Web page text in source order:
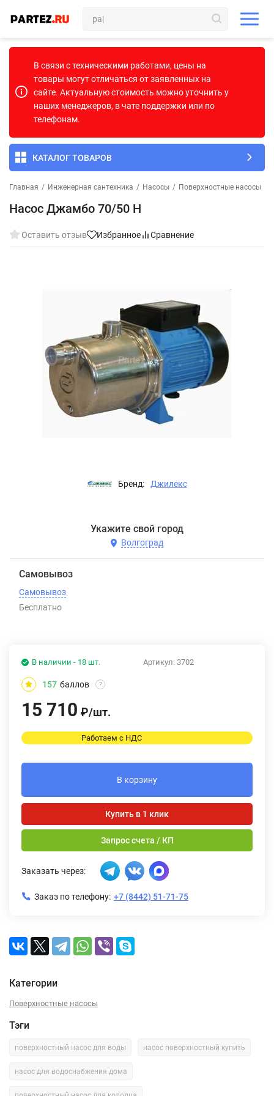
В связи с техническими работами, цены на
товары могут отличаться от заявленных на
сайте. Актуальную стоимость можно уточнить у
наших менеджеров, в чате поддержки или по
телефонам.
КАТАЛОГ ТОВАРОВ
Главная / Инженерная сантехника / Насосы / Поверхностные насосы
Насос Джамбо 70/50 Н
Оставить отзыв Избранное Сравнение
Бренд: Джилекс
Укажите свой город
Волгоград
Самовывоз
Самовывоз
Бесплатно
Артикул: 3702
В наличии - 18 шт.
157 баллов ?
15 710 ₽/шт.
Работаем с НДС
В корзину
Купить в 1 клик
Запрос счета / КП
Заказать через:
Заказ по телефону: +7 (8442) 51-71-75
Категории
Поверхностные насосы
Тэги
поверхностный насос для воды насос поверхностный купить
насос для водоснабжения дома